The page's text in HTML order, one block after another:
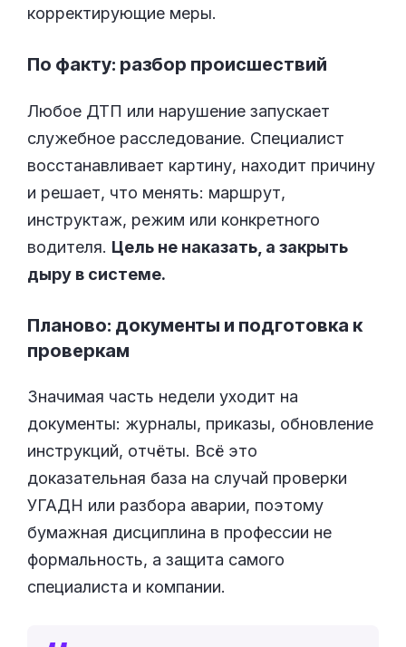
корректирующие меры.
По факту: разбор происшествий
Любое ДТП или нарушение запускает
служебное расследование. Специалист
восстанавливает картину, находит причину
и решает, что менять: маршрут,
инструктаж, режим или конкретного
водителя. Цель не наказать, а закрыть
дыру в системе.
Планово: документы и подготовка к
проверкам
Значимая часть недели уходит на
документы: журналы, приказы, обновление
инструкций, отчёты. Всё это
доказательная база на случай проверки
УГАДН или разбора аварии, поэтому
бумажная дисциплина в профессии не
формальность, а защита самого
специалиста и компании.